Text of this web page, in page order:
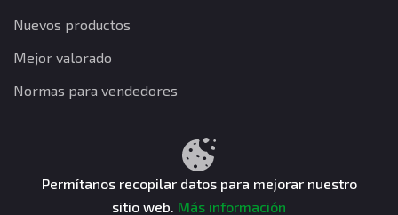
Nuevos productos
Mejor valorado
Normas para vendedores
Términos y condiciones
CuentasGO © 2026. Todos los derechos reservados.
Permítanos recopilar datos para mejorar nuestro
sitio web. Más información